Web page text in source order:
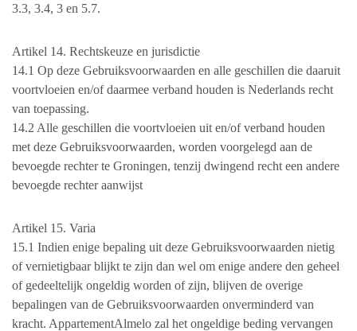
3.3, 3.4, 3 en 5.7.
Artikel 14. Rechtskeuze en jurisdictie
14.1 Op deze Gebruiksvoorwaarden en alle geschillen die daaruit
voortvloeien en/of daarmee verband houden is Nederlands recht
van toepassing.
14.2 Alle geschillen die voortvloeien uit en/of verband houden
met deze Gebruiksvoorwaarden, worden voorgelegd aan de
bevoegde rechter te Groningen, tenzij dwingend recht een andere
bevoegde rechter aanwijst
Artikel 15. Varia
15.1 Indien enige bepaling uit deze Gebruiksvoorwaarden nietig
of vernietigbaar blijkt te zijn dan wel om enige andere den geheel
of gedeeltelijk ongeldig worden of zijn, blijven de overige
bepalingen van de Gebruiksvoorwaarden onverminderd van
kracht. AppartementAlmelo zal het ongeldige beding vervangen